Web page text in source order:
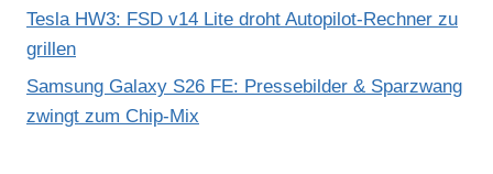
Tesla HW3: FSD v14 Lite droht Autopilot-Rechner zu
grillen
Samsung Galaxy S26 FE: Pressebilder & Sparzwang
zwingt zum Chip-Mix